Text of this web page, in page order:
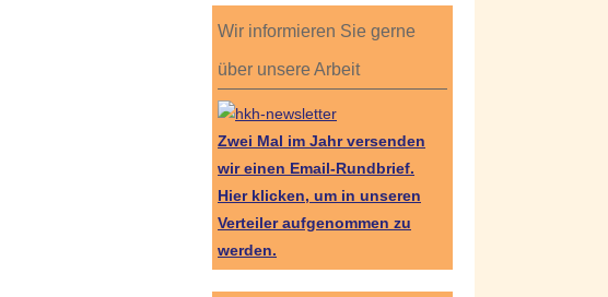
Wir informieren Sie gerne
über unsere Arbeit
Zwei Mal im Jahr versenden
wir einen Email-Rundbrief.
Hier klicken, um in unseren
Verteiler aufgenommen zu
werden.